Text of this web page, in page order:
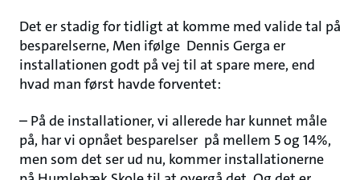
Det er stadig for tidligt at komme med valide tal på
besparelserne, Men ifølge Dennis Gerga er
installationen godt på vej til at spare mere, end
hvad man først havde forventet:
– På de installationer, vi allerede har kunnet måle
på, har vi opnået besparelser på mellem 5 og 14%,
men som det ser ud nu, kommer installationerne